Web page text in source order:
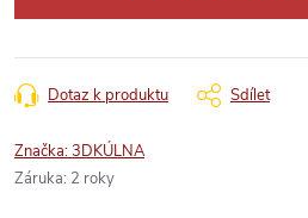
Dotaz k produktu Sdílet
Značka:3DKÚLNA
Záruka: 2 roky